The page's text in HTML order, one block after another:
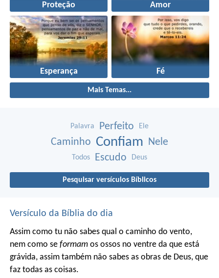
Proteção Amor
Esperança Fé
Mais Temas...
Palavra Perfeito Ele
Caminho Confiam Nele
Todos Escudo Deus
Pesquisar versículos Bíblicos
Versículo da Bíblia do dia
Assim como tu não sabes qual o caminho do vento,
nem como se formam os ossos no ventre da que está
grávida, assim também não sabes as obras de Deus, que
faz todas as coisas.